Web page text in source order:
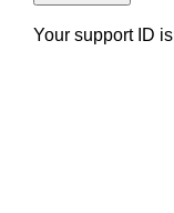
Your support ID